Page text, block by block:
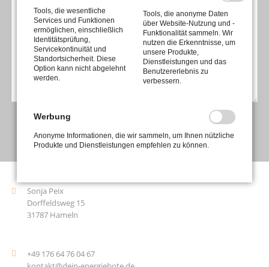
ABSENDEN
Sonja Peix
Dorffeldsweg 15
31787 Hameln
+49 176 64 76 04 67
Tools, die wesentliche
Services und Funktionen
ermöglichen, einschließlich
Identitätsprüfung,
Servicekontinuität und
Standortsicherheit. Diese
Option kann nicht abgelehnt
werden.
Tools, die anonyme Daten
über Website-Nutzung und -
Funktionalität sammeln. Wir
nutzen die Erkenntnisse, um
unsere Produkte,
Dienstleistungen und das
Benutzererlebnis zu
verbessern.
Werbung
Anonyme Informationen, die wir sammeln, um Ihnen nützliche
Produkte und Dienstleistungen empfehlen zu können.